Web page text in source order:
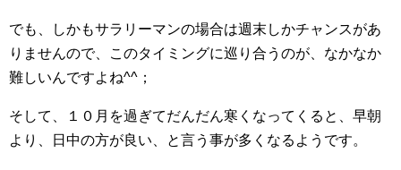
でも、しかもサラリーマンの場合は週末しかチャンスがあ
りませんので、このタイミングに巡り合うのが、なかなか
難しいんですよね^^；
そして、１０月を過ぎてだんだん寒くなってくると、早朝
より、日中の方が良い、と言う事が多くなるようです。